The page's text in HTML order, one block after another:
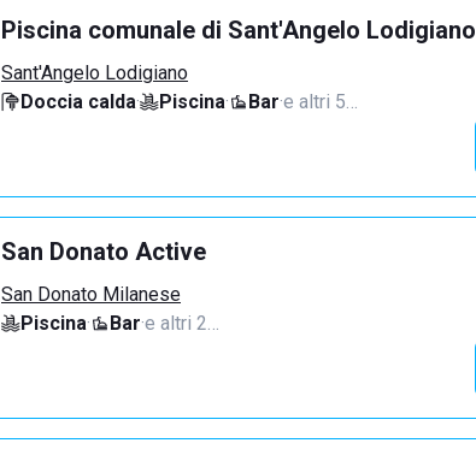
Piscina comunale di Sant'Angelo Lodigiano
Sant'Angelo Lodigiano
Doccia calda· Piscina· Bar·e altri 5…
San Donato Active
San Donato Milanese
Piscina· Bar·e altri 2…